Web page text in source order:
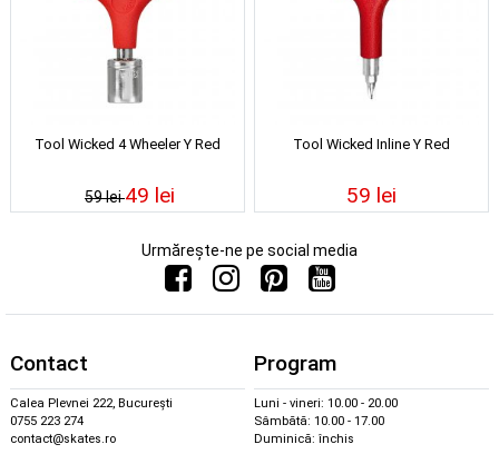
Tool Wicked 4 Wheeler Y Red
59 lei49 lei
Tool Wicked Inline Y Red
59 lei
Urmărește-ne pe social media
Contact
Calea Plevnei 222, București
0755 223 274
contact@skates.ro
Program
Luni - vineri: 10.00 - 20.00
Sâmbătă: 10.00 - 17.00
Duminică: închis